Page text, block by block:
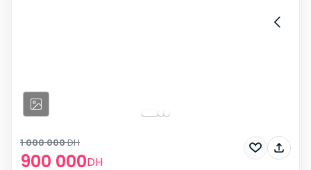
900 000DH
1 000 000DH